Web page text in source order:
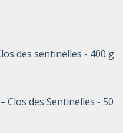
des sentinelles - 400 g
Clos des Sentinelles - 50